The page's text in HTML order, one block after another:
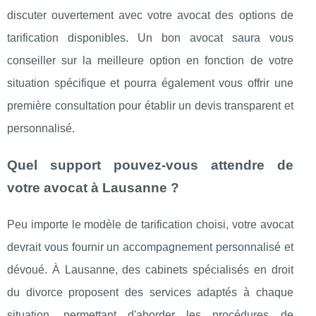
discuter ouvertement avec votre avocat des options de
tarification disponibles. Un bon avocat saura vous
conseiller sur la meilleure option en fonction de votre
situation spécifique et pourra également vous offrir une
première consultation pour établir un devis transparent et
personnalisé.
Quel support pouvez-vous attendre de
votre avocat à Lausanne ?
Peu importe le modèle de tarification choisi, votre avocat
devrait vous fournir un accompagnement personnalisé et
dévoué. À Lausanne, des cabinets spécialisés en droit
du divorce proposent des services adaptés à chaque